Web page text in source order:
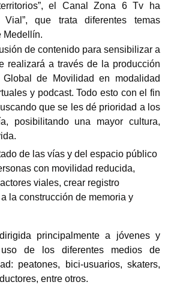
el Canal Zona 6 Tv ha
que trata diferentes temas
Medellín.
de contenido para sensibilizar a
realizará a través de la producción
de Movilidad en modalidad
y podcast. Todo esto con el fin
que se les dé prioridad a los
posibilitando una mayor cultura,
de las vías y del espacio público
con movilidad reducida,
viales, crear registro
la construcción de memoria y
principalmente a jóvenes y
de los diferentes medios de
peatones, bici-usuarios, skaters,
entre otros.